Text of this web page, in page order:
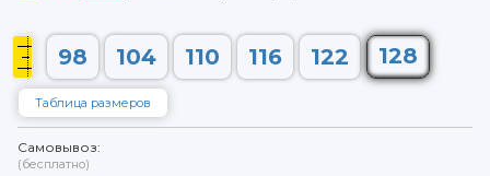
98 104 110 116 122 128
Таблица размеров
Самовывоз:
(бесплатно)